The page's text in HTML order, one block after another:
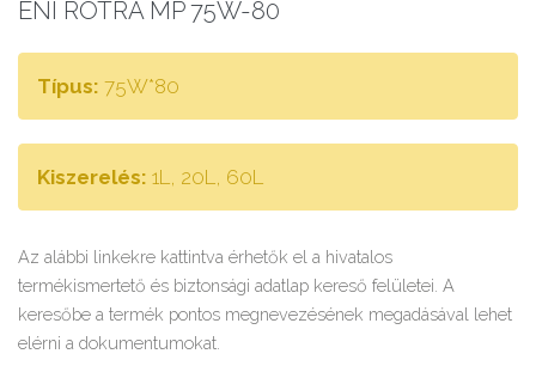
ENI ROTRA MP 75W-80
Típus: 75W*80
Kiszerelés: 1L, 20L, 60L
Az alábbi linkekre kattintva érhetők el a hivatalos
termékismertető és biztonsági adatlap kereső felületei. A
keresőbe a termék pontos megnevezésének megadásával lehet
elérni a dokumentumokat.